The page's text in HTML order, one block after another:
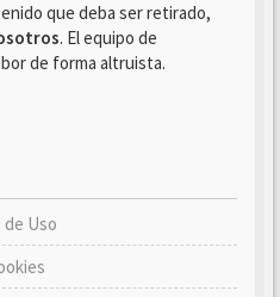
que deba ser retirado,
. El equipo de
de forma altruista.
de Uso